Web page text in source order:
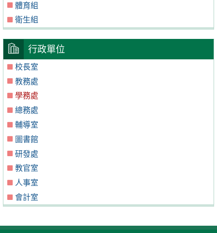
體育組
衛生組
行政單位
校長室
教務處
學務處
總務處
輔導室
圖書館
研發處
教官室
人事室
會計室